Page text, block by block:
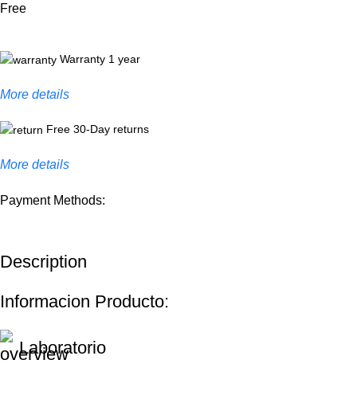
Free
Warranty 1 year
More details
Free 30-Day returns
More details
Payment Methods:
Description
Informacion Producto:
Laboratorio